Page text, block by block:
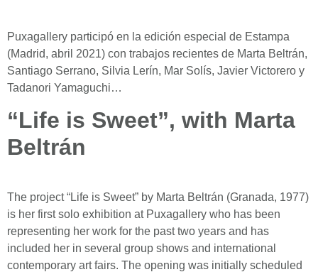
Puxagallery participó en la edición especial de Estampa
(Madrid, abril 2021) con trabajos recientes de Marta Beltrán,
Santiago Serrano, Silvia Lerín, Mar Solís, Javier Victorero y
Tadanori Yamaguchi…
“Life is Sweet”, with Marta
Beltrán
The project “Life is Sweet” by Marta Beltrán (Granada, 1977)
is her first solo exhibition at Puxagallery who has been
representing her work for the past two years and has
included her in several group shows and international
contemporary art fairs. The opening was initially scheduled